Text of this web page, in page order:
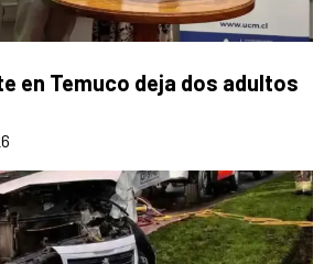
en Temuco deja dos adultos